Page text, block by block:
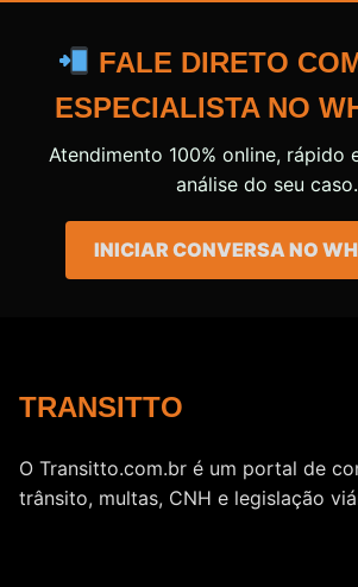
FALE DIRETO
ESPECIALISTA NO
Atendimento 100% online, rápido
análise do seu caso.
INICIAR CONVERSA NO
TRANSITTO
O Transitto.com.br é um portal de
trânsito, multas, CNH e legislação